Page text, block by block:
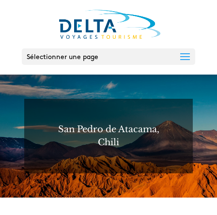
Sélectionner une page
San Pedro de Atacama,
Chili